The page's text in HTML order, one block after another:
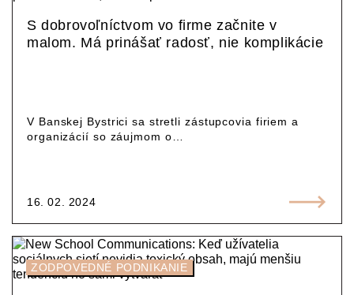
S dobrovoľníctvom vo firme začnite v
malom. Má prinášať radosť, nie komplikácie
V Banskej Bystrici sa stretli zástupcovia firiem a
organizácií so záujmom o…
16. 02. 2024
ZODPOVEDNÉ PODNIKANIE